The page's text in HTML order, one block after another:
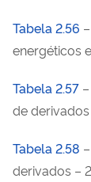
Tabela 2.56
energéticos
Tabela 2.57
de
Tabela 2.58
derivados –